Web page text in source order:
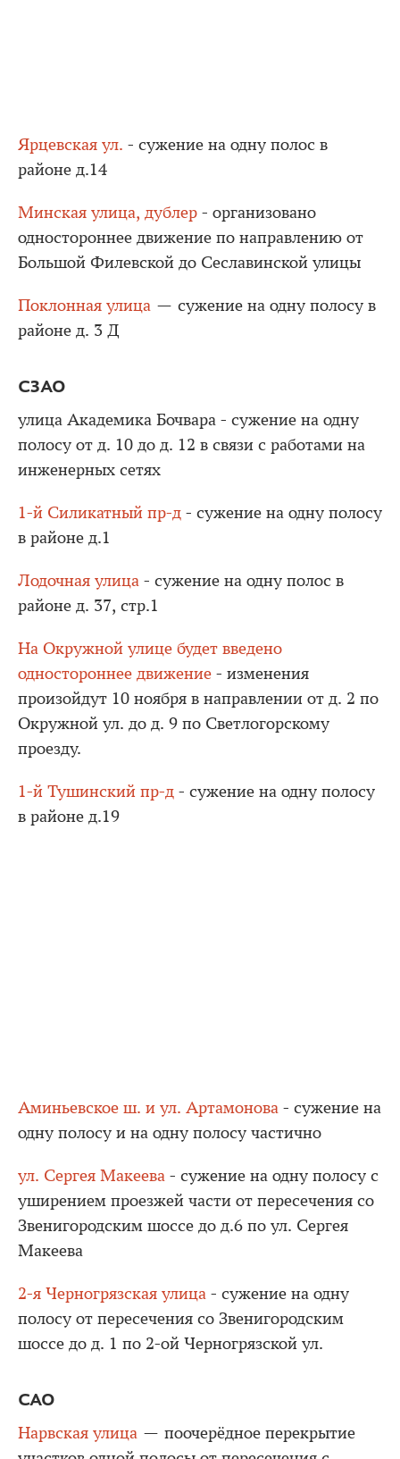
Ярцевская ул. - сужение на одну полос в
районе д.14
Минская улица, дублер - организовано
одностороннее движение по направлению от
Большой Филевской до Сеславинской улицы
Поклонная улица — сужение на одну полосу в
районе д. 3 Д
СЗАО
улица Академика Бочвара - сужение на одну
полосу от д. 10 до д. 12 в связи с работами на
инженерных сетях
1-й Силикатный пр-д - сужение на одну полосу
в районе д.1
Лодочная улица - сужение на одну полос в
районе д. 37, стр.1
На Окружной улице будет введено
одностороннее движение - изменения
произойдут 10 ноября в направлении от д. 2 по
Окружной ул. до д. 9 по Светлогорскому
проезду.
1-й Тушинский пр-д - сужение на одну полосу
в районе д.19
Аминьевское ш. и ул. Артамонова - сужение на
одну полосу и на одну полосу частично
ул. Сергея Макеева - сужение на одну полосу с
уширением проезжей части от пересечения со
Звенигородским шоссе до д.6 по ул. Сергея
Макеева
2-я Черногрязская улица - сужение на одну
полосу от пересечения со Звенигородским
шоссе до д. 1 по 2-ой Черногрязской ул.
САО
Нарвская улица — поочерёдное перекрытие